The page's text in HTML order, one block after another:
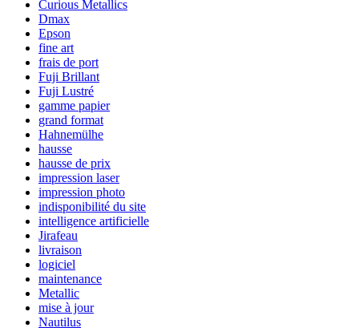
Curious Metallics
Dmax
Epson
fine art
frais de port
Fuji Brillant
Fuji Lustré
gamme papier
grand format
Hahnemülhe
hausse
hausse de prix
impression laser
impression photo
indisponibilité du site
intelligence artificielle
Jirafeau
livraison
logiciel
maintenance
Metallic
mise à jour
Nautilus